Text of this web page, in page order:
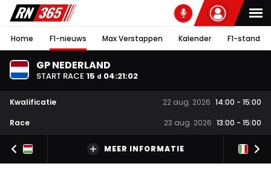
Home F1-nieuws Max Verstappen Kalender F1-stand
GP NEDERLAND
START RACE 15 d 04:21:02
Kwalificatie 22 aug. 2026 14:00 - 15:00
Race
23 aug. 2026 13:00 - 15:00
MEER INFORMATIE